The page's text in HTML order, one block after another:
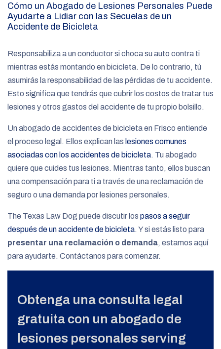
Cómo un Abogado de Lesiones Personales Puede
Ayudarte a Lidiar con las Secuelas de un
Accidente de Bicicleta
Responsabiliza a un conductor si choca su auto contra ti
mientras estás montando en bicicleta. De lo contrario, tú
asumirás la responsabilidad de las pérdidas de tu accidente.
Esto significa que tendrás que cubrir los costos de tratar tus
lesiones y otros gastos del accidente de tu propio bolsillo.
Un abogado de accidentes de bicicleta en Frisco entiende
el proceso legal. Ellos explican las lesiones comunes
asociadas con los accidentes de bicicleta. Tu abogado
quiere que cuides tus lesiones. Mientras tanto, ellos buscan
una compensación para ti a través de una reclamación de
seguro o una demanda por lesiones personales.
The Texas Law Dog puede discutir los pasos a seguir
después de un accidente de bicicleta. Y si estás listo para
presentar una reclamación o demanda, estamos aquí
para ayudarte. Contáctanos para comenzar.
Obtenga una consulta legal
gratuita con un abogado de
lesiones personales serving